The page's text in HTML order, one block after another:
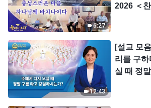
6:27
2026 ＜
12:43
[설교 모
리를 구
실 때 정